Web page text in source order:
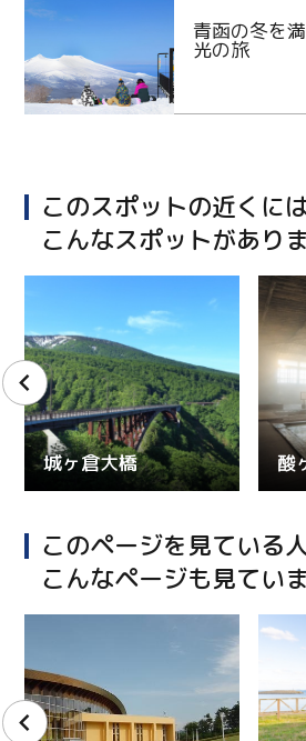
青函の冬を
光の旅
このスポットの近くには
こんなスポットがあり
城ヶ倉大橋 酸
このページを見ている人
こんなページも見てい